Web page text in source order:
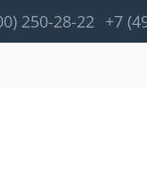
250-28-22 +7